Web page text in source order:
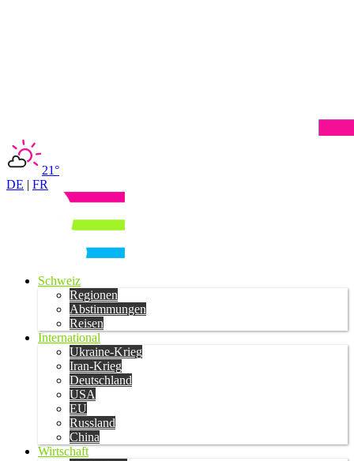
21°
DE | FR
Schweiz
Regionen
Abstimmungen
Reisen
International
Ukraine-Krieg
Iran-Krieg
Deutschland
USA
EU
Russland
China
Wirtschaft